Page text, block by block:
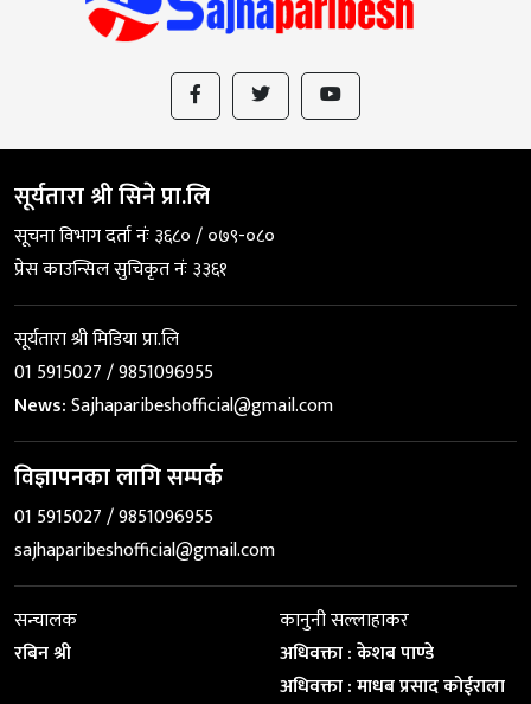
सूर्यतारा श्री सिने प्रा.लि
सूचना विभाग दर्ता नंः ३६८० / ०७९-०८०
प्रेस काउन्सिल सुचिकृत नंः ३३६१
सूर्यतारा श्री मिडिया प्रा.लि
01 5915027 / 9851096955
News:Sajhaparibeshofficial@gmail.com
विज्ञापनका लागि सम्पर्क
01 5915027 / 9851096955
sajhaparibeshofficial@gmail.com
सन्चालक
रबिन श्री
कानुनी सल्लाहाकर
अधिवक्ता : केशब पाण्डे
अधिवक्ता : माधब प्रसाद कोईराला